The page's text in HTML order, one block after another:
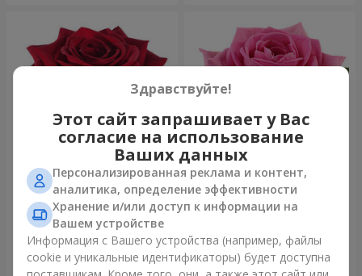
Роза красная (поштучно)
Заказать
Роза розовая (поштучно)
Заказать
Здравствуйте!
Этот сайт запрашивает у Вас
согласие на использование
Ваших данных
Персонализированная реклама и контент,
аналитика, определение эффективности
Хранение и/или доступ к информации на
Вашем устройстве
Информация с Вашего устройства (например, файлы
cookie и уникальные идентификаторы) будет доступна